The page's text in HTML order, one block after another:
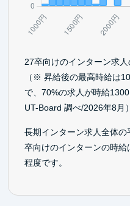
27卒向けのインターン求
（※ 昇給後の最高時給は
で、70%の求人が時給
UT-Board 調べ/2026年8月）
長期インターン求人全体
卒向けのインターンの時
程度です。